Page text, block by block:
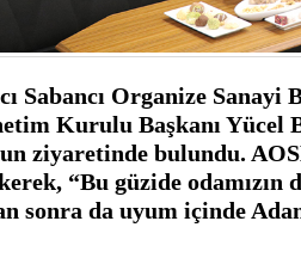
Sabancı Organize
Kurulu Başkanı Yücel
ziyaretinde bulundu.
“Bu güzide
sonra da uyum içinde